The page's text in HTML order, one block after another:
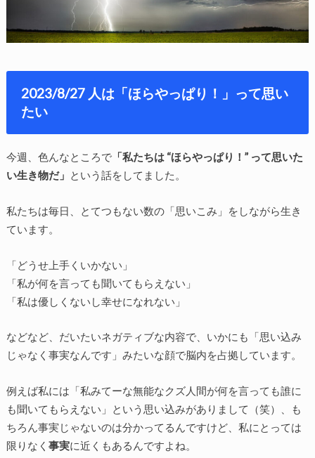
2023/8/27 人は「ほらやっぱり！」って思い
たい
今週、色んなところで「私たちは “ほらやっぱり！” って思いた
い生き物だ」 という話をしてました。
私たちは毎日、とてつもない数の「思いこみ」をしながら生き
ています。
「どうせ上手くいかない」
「私が何を言っても聞いてもらえない」
「私は優しくないし幸せになれない」
などなど、だいたいネガティブな内容で、いかにも「思い込み
じゃなく事実なんです」みたいな顔で脳内を占拠しています。
例えば私には「私みてーな無能なクズ人間が何を言っても誰に
も聞いてもらえない」という思い込みがありまして（笑）、も
ちろん事実じゃないのは分かってるんですけど、私にとっては
限りなく 事実に近くもあるんですよね。